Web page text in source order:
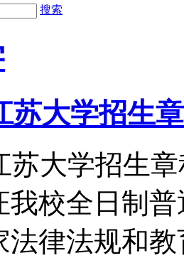
搜索
苏大学招生
苏大学招
我校全日制
法律法规和